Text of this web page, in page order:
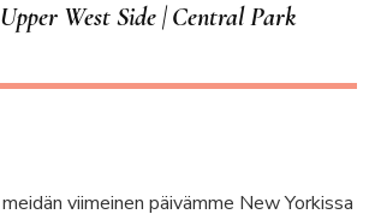
West Side | Central Park
viimeinen päivämme New Yorkissa